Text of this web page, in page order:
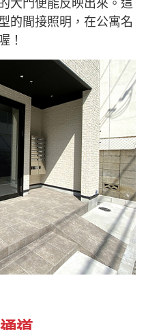
的間接照明，在公寓名
！